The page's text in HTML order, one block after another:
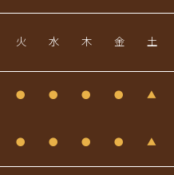
火 水 木 金 土
● ● ● ● ▲
● ● ● ● ▲